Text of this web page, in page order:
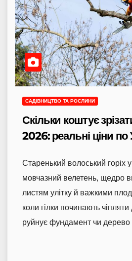
САДІВНИЦТВО ТА РОСЛИНИ
Скільки коштує
2026: реальні ціни по
Старенький волоський горіх у
мовчазний велетень, щедро
листям улітку й важкими
коли гілки починають чіпляти
руйнує фундамент чи